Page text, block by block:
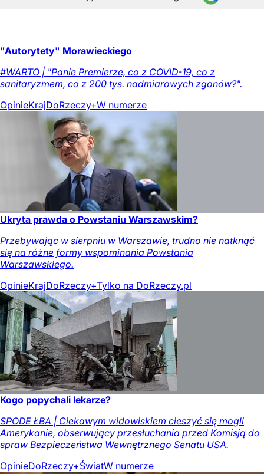
"Autorytety" Morawieckiego
#WARTO | "Panie Premierze, co z COVID-19, co z
sanitaryzmem, co z 200 tys. nadmiarowych zgonów?".
OpinieKrajDoRzeczy+W numerze
Ukryta prawda o Powstaniu Warszawskim?
Przebywając w sierpniu w Warszawie, trudno nie natknąć
się na różne formy wspominania Powstania
Warszawskiego.
OpinieKrajDoRzeczy+Tylko na DoRzeczy.pl
Kogo popychali lekarze?
SPODE ŁBA | Ciekawym widowiskiem cieszyć się mogli
Amerykanie, obserwujący przesłuchania przed Komisją do
spraw Bezpieczeństwa Wewnętrznego Senatu USA.
OpinieDoRzeczy+ŚwiatW numerze